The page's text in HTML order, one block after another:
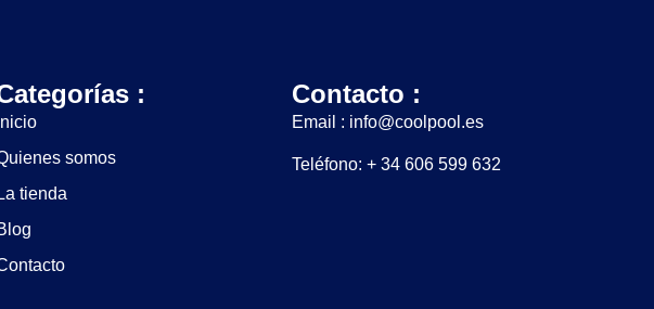
:
Inicio
somos
La tienda
Contacto :
Email : info@coolpool.es
Teléfono: + 34 606 599 632